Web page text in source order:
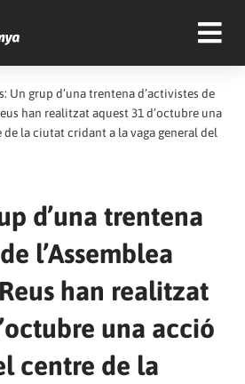
Un grup d’una trentena d’activistes de
han realitzat aquest 31 d’octubre una
la ciutat cridant a la vaga general del
d’una trentena
l’Assemblea
han realitzat
una acció
centre de la